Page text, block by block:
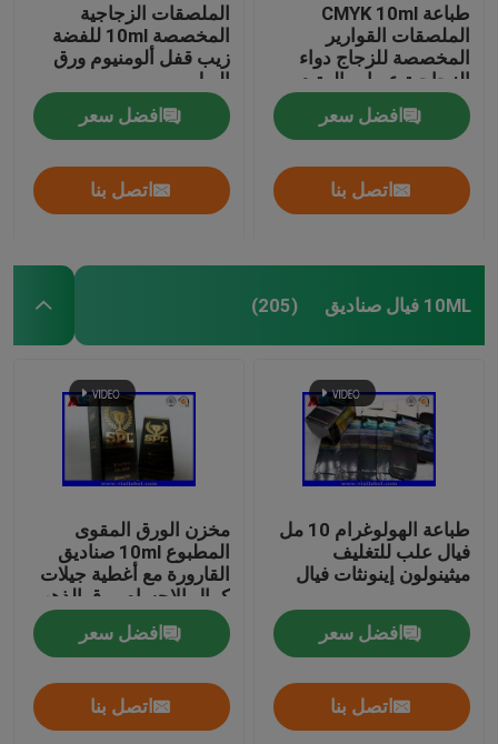
طباعة CMYK 10ml
الملصقات القوارير
المخصصة للزجاج دواء
الزجاجية عبوات الببتيد
التعبئة
افضل سعر
اتصل بنا
الملصقات الزجاجية
المخصصة 10ml للفضة
زيب قفل ألومنيوم ورق
البول
افضل سعر
اتصل بنا
10ML فيال صناديق (205)
طباعة الهولوغرام 10 مل
فيال علب للتغليف
ميثينولون إينونثات فيال
افضل سعر
اتصل بنا
مخزن الورق المقوى
المطبوع 10ml صناديق
القارورة مع أغطية جيلات
كمال الاجسام ورق الذهب
تغليف ورق الذهب
افضل سعر
اتصل بنا